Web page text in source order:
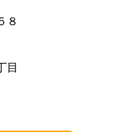
８
目